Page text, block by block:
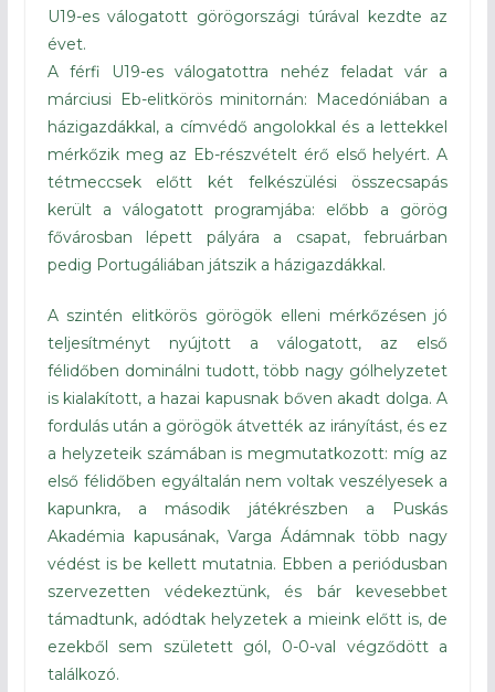
U19-es válogatott görögországi túrával kezdte az
évet.
A férfi U19-es válogatottra nehéz feladat vár a
márciusi Eb-elitkörös minitornán: Macedóniában a
házigazdákkal, a címvédő angolokkal és a lettekkel
mérkőzik meg az Eb-részvételt érő első helyért. A
tétmeccsek előtt két felkészülési összecsapás
került a válogatott programjába: előbb a görög
fővárosban lépett pályára a csapat, februárban
pedig Portugáliában játszik a házigazdákkal.
A szintén elitkörös görögök elleni mérkőzésen jó
teljesítményt nyújtott a válogatott, az első
félidőben dominálni tudott, több nagy gólhelyzetet
is kialakított, a hazai kapusnak bőven akadt dolga. A
fordulás után a görögök átvették az irányítást, és ez
a helyzeteik számában is megmutatkozott: míg az
első félidőben egyáltalán nem voltak veszélyesek a
kapunkra, a második játékrészben a Puskás
Akadémia kapusának, Varga Ádámnak több nagy
védést is be kellett mutatnia. Ebben a periódusban
szervezetten védekeztünk, és bár kevesebbet
támadtunk, adódtak helyzetek a mieink előtt is, de
ezekből sem született gól, 0-0-val végződött a
találkozó.